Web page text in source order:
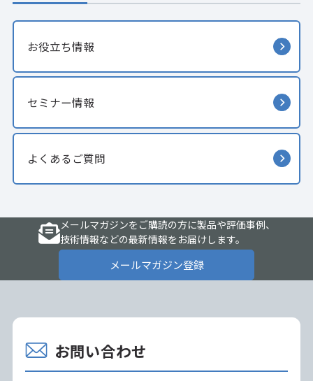
お役立ち情報
セミナー情報
よくあるご質問
メールマガジンをご購読の方に製品や評価事例、
技術情報などの最新情報をお届けします。
メールマガジン登録
お問い合わせ